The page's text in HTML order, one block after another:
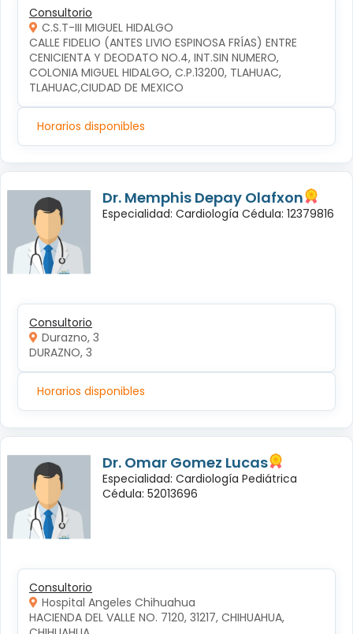
Consultorio
C.S.T-III MIGUEL HIDALGO
CALLE FIDELIO (ANTES LIVIO ESPINOSA FRÍAS) ENTRE
CENICIENTA Y DEODATO NO.4, INT.SIN NUMERO,
COLONIA MIGUEL HIDALGO, C.P.13200, TLAHUAC,
TLAHUAC,CIUDAD DE MEXICO
Horarios disponibles
Dr. Memphis Depay Olafxon
Especialidad: Cardiología Cédula: 12379816
Consultorio
Durazno, 3
DURAZNO, 3
Horarios disponibles
Dr. Omar Gomez Lucas
Especialidad: Cardiología Pediátrica
Cédula: 52013696
Consultorio
Hospital Angeles Chihuahua
HACIENDA DEL VALLE NO. 7120, 31217, CHIHUAHUA,